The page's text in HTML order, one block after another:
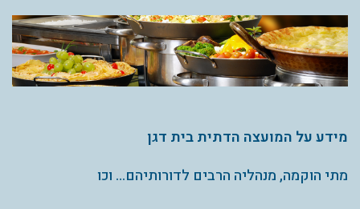
מידע על המועצה הדתית בית דגן
מתי הוקמה, מנהליה הרבים לדורותיהם… וכו